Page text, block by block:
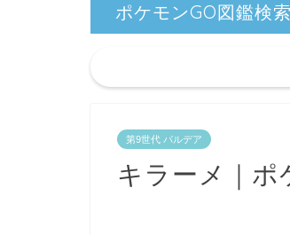
ポケモンGO図鑑検索
第9世代 パルデア
キラーメ｜ポ